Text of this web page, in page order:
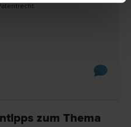
zum Thema